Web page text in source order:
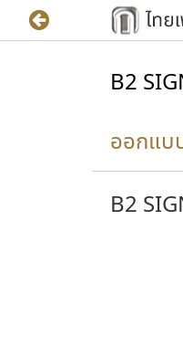
B2
ออกแบ
B2